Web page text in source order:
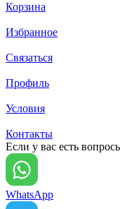
Корзина
Избранное
Связаться
Профиль
Условия
Контакты
Если у вас есть
WhatsApp